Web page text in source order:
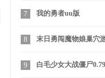
我的勇者uu版
末日勇闯魔物娘巢穴游戏
白毛少女大战僵尸0.79版本